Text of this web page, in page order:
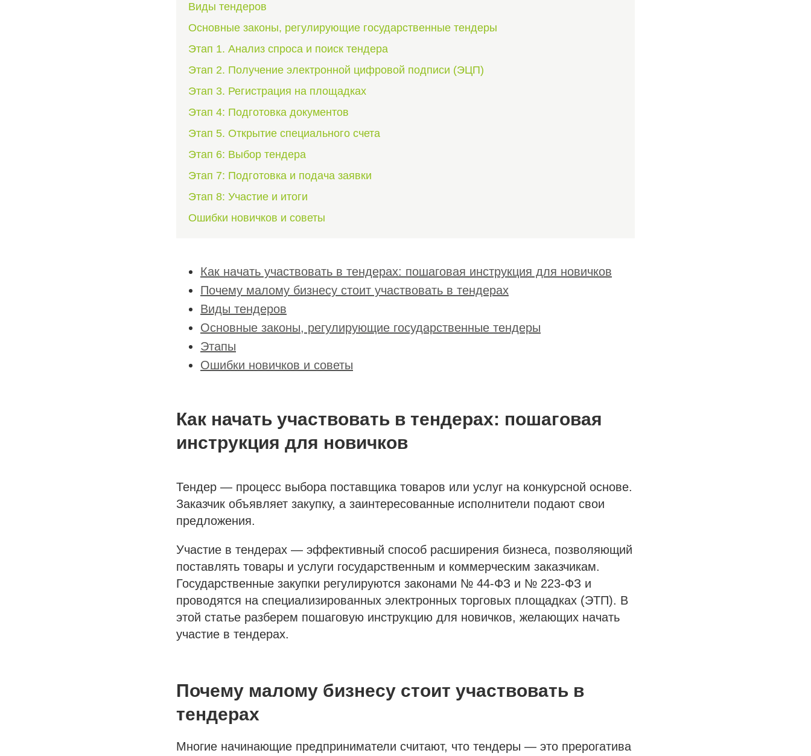
Виды тендеров
Основные законы, регулирующие государственные тендеры
Этап 1. Анализ спроса и поиск тендера
Этап 2. Получение электронной цифровой подписи (ЭЦП)
Этап 3. Регистрация на площадках
Этап 4: Подготовка документов
Этап 5. Открытие специального счета
Этап 6: Выбор тендера
Этап 7: Подготовка и подача заявки
Этап 8: Участие и итоги
Ошибки новичков и советы
Как начать участвовать в тендерах: пошаговая инструкция для новичков
Почему малому бизнесу стоит участвовать в тендерах
Виды тендеров
Основные законы, регулирующие государственные тендеры
Этапы
Ошибки новичков и советы
Как начать участвовать в тендерах: пошаговая
инструкция для новичков
Тендер — процесс выбора поставщика товаров или услуг на конкурсной основе.
Заказчик объявляет закупку, а заинтересованные исполнители подают свои
предложения.
Участие в тендерах — эффективный способ расширения бизнеса, позволяющий
поставлять товары и услуги государственным и коммерческим заказчикам.
Государственные закупки регулируются законами № 44-ФЗ и № 223-ФЗ и
проводятся на специализированных электронных торговых площадках (ЭТП). В
этой статье разберем пошаговую инструкцию для новичков, желающих начать
участие в тендерах.
Почему малому бизнесу стоит участвовать в
тендерах
Многие начинающие предприниматели считают, что тендеры — это прерогатива